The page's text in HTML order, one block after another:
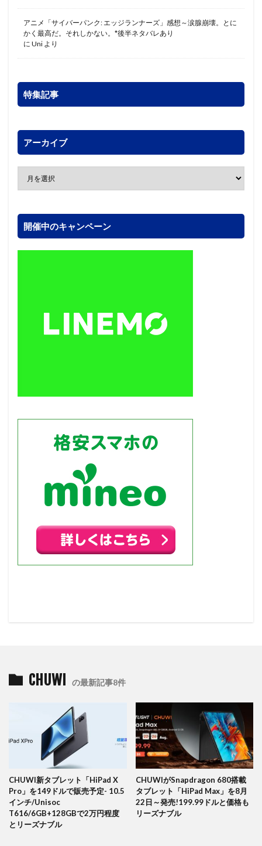
アニメ「サイバーパンク: エッジランナーズ」感想～涙腺崩壊。とに
かく最高だ。それしかない。*後半ネタバレあり
に Uni より
特集記事
アーカイブ
開催中のキャンペーン
CHUWI の最新記事8件
CHUWI新タブレット「HiPad X
Pro」を149ドルで販売予定- 10.5
インチ/Unisoc
T616/6GB+128GBで2万円程度
とリーズナブル
CHUWIがSnapdragon 680搭載
タブレット「HiPad Max」を8月
22日～発売!199.99ドルと価格も
リーズナブル